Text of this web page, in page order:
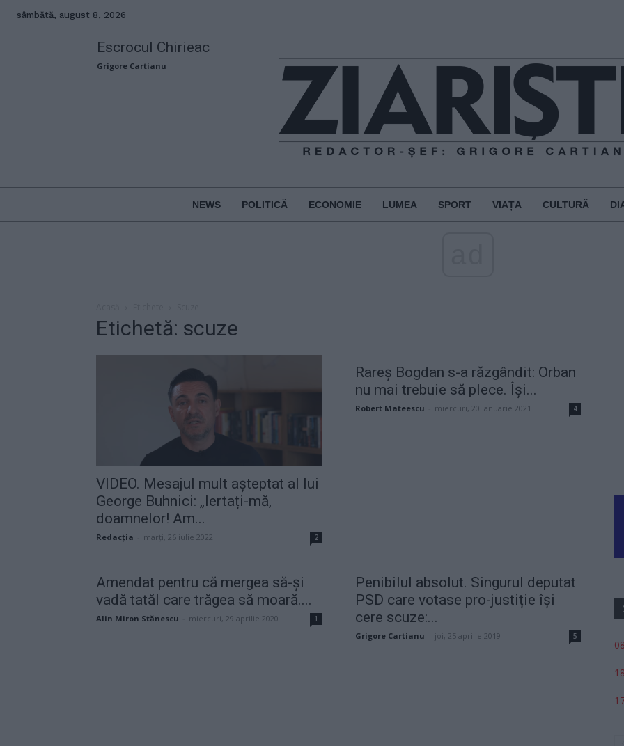
sâmbătă, august 8, 2026
Escrocul Chirieac
Grigore Cartianu
NEWS POLITICĂ ECONOMIE LUMEA SPORT VIAȚA CULTURĂ
Etichetă: scuze
VIDEO. Mesajul mult așteptat al lui
George Buhnici: „Iertați-mă,
doamnelor! Am...
Redacţia marți, 26 iulie 2022 2
Rareș Bogdan s-a răzgândit: Orban
nu mai trebuie să plece. Își...
Robert Mateescu miercuri, 20 ianuarie 2021 4
Amendat pentru că mergea să-și
vadă tatăl care trăgea să moară....
Alin Miron Stănescu miercuri, 29 aprilie 2020 1
Penibilul absolut. Singurul deputat
PSD care votase pro-justiție își
cere scuze:...
Grigore Cartianu joi, 25 aprilie 2019 5